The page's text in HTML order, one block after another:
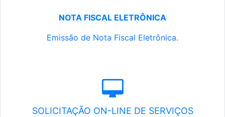
NOTA FISCAL ELETRÔNICA
Emissão de Nota Fiscal Eletrônica.
SOLICITAÇÃO ON-LINE DE SERVIÇOS